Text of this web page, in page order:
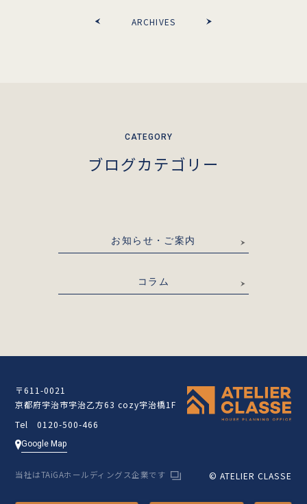
ARCHIVES
ブログカテゴリー
お知らせ・ご案内
コラム
〒611-0021
京都府宇治市宇治乙方63 cozy宇治橋1F
Tel 0120-500-466
Google Map
当社はTAiGAホールディングス企業です © ATELIER CLASSE